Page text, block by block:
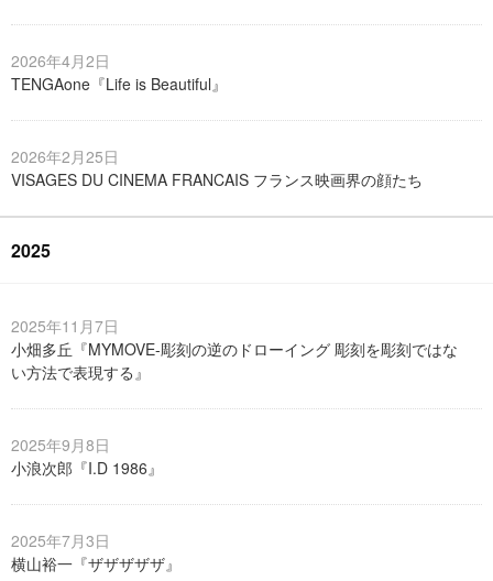
2026年4月2日
TENGAone『Life is Beautiful』
2026年2月25日
VISAGES DU CINEMA FRANCAIS フランス映画界の顔たち
2025
2025年11月7日
小畑多丘『MYMOVE-彫刻の逆のドローイング 彫刻を彫刻ではな
い方法で表現する』
2025年9月8日
小浪次郎『I.D 1986』
2025年7月3日
横山裕一『ザザザザザ』